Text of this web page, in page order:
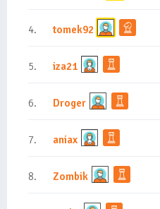
4. tomek92
5. iza21
6. Droger
7. aniax
8. Zombik